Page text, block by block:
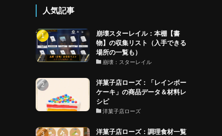
人気記事
崩壊スターレイル：本棚【書
物】の収集リスト（入手できる
場所の一覧も）
崩壊：スターレイル
洋菓子店ローズ：「レインボー
ケーキ」の商品データ＆材料レ
シピ
洋菓子店ローズ
洋菓子店ローズ：調理食材一覧